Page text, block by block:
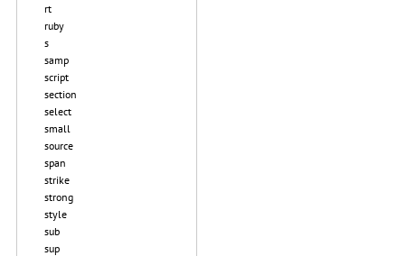
rt
ruby
s
samp
script
section
select
small
source
span
strike
strong
style
sub
sup